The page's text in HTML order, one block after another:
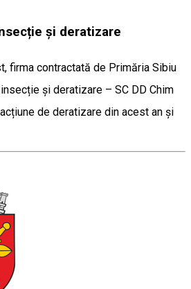
și deratizare
firma contractată de Primăria Sibiu
și deratizare – SC DD Chim
de deratizare din acest an și